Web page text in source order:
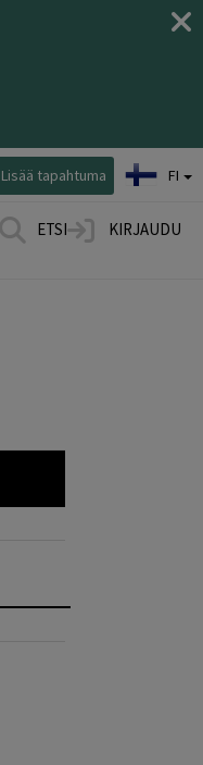
Lisää tapahtuma FI
ETSI KIRJAUDU